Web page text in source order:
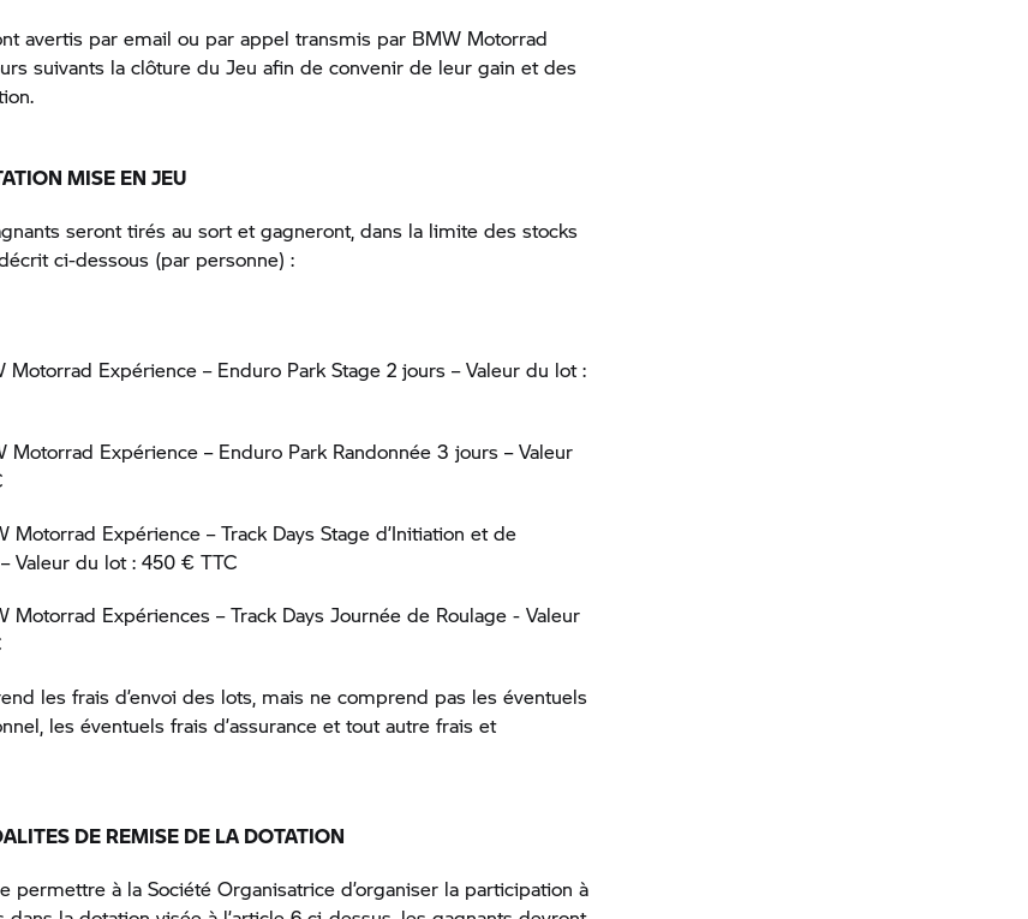
avertis par email ou par appel transmis par BMW Motorrad
suivants la clôture du Jeu afin de convenir de leur gain et des
MISE EN JEU
seront tirés au sort et gagneront, dans la limite des stocks
ci-dessous (par personne) :
Motorrad Expérience – Enduro Park Stage 2 jours – Valeur du lot :
Motorrad Expérience – Enduro Park Randonnée 3 jours – Valeur
Motorrad Expérience – Track Days Stage d’Initiation et de
Valeur du lot : 450 € TTC
Motorrad Expériences – Track Days Journée de Roulage - Valeur
les frais d’envoi des lots, mais ne comprend pas les éventuels
les éventuels frais d’assurance et tout autre frais et
DE REMISE DE LA DOTATION
permettre à la Société Organisatrice d’organiser la participation à